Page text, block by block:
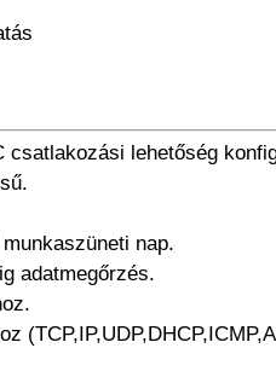
lehetőség
nap.
adatmegőrzés.